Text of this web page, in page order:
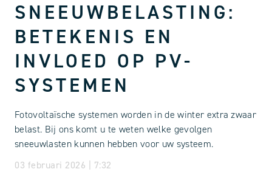
SNEEUWBELASTING:
BETEKENIS EN
INVLOED OP PV-
SYSTEMEN
Fotovoltaïsche systemen worden in de winter extra zwaar
belast. Bij ons komt u te weten welke gevolgen
sneeuwlasten kunnen hebben voor uw systeem.
03 februari 2026 | 7:32